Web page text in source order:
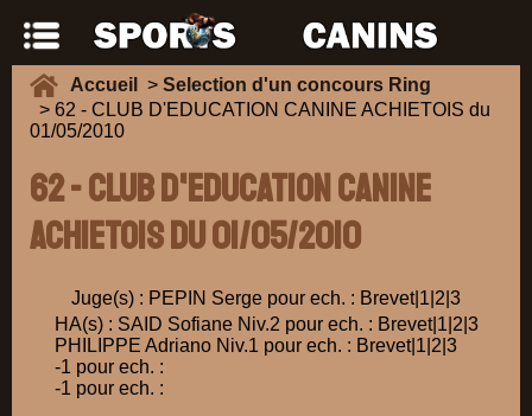
Accueil > Selection d'un concours Ring
> 62 - CLUB D'EDUCATION CANINE ACHIETOIS du
01/05/2010
62 - CLUB D'EDUCATION CANINE
ACHIETOIS du 01/05/2010
Juge(s) : PEPIN Serge pour ech. : Brevet|1|2|3
HA(s) : SAID Sofiane Niv.2 pour ech. : Brevet|1|2|3
PHILIPPE Adriano Niv.1 pour ech. : Brevet|1|2|3
-1 pour ech. :
-1 pour ech. :